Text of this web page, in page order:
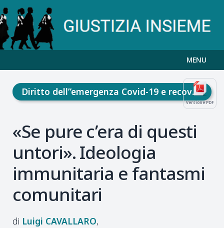
MENU
Versione PDF
Diritto dell”emergenza Covid-19 e recovery fund
«Se pure c’era di questi
untori». Ideologia
immunitaria e fantasmi
comunitari
Luigi CAVALLARO